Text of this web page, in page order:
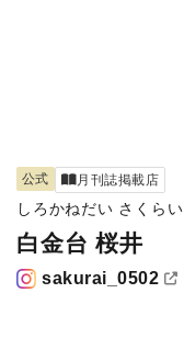
公式 月刊誌掲載店
しろかねだい さくらい
白金台 桜井
sakurai_0502